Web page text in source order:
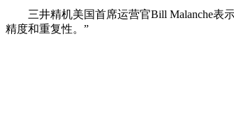
三井精机美国首席运营官Bill Malanche表示
精度和重复性。”